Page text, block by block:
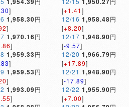
]
1,958.30円
]
1,970.16円
]
1,959.33円
]
1,959.53円
]
1,993.09円
]
[+1.41]
12/16 1,958.48円
[+8.20]
12/17 1,948.90円
[-9.57]
12/20 1,966.79円
[+17.89]
12/21 1,948.90円
[-17.89]
12/22 1,955.90円
[+7.00]